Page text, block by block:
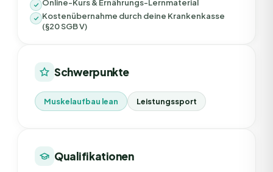
Online-Kurs & Ernährungs-Lernmaterial
Kostenübernahme durch deine Krankenkasse
(§20 SGB V)
Schwerpunkte
Muskelaufbau lean Leistungssport
Qualifikationen